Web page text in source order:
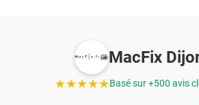
MacFix
★★★★★Basé sur +500 avis